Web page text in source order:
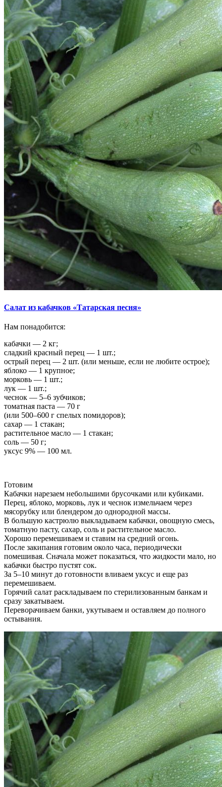
Салат из кабачков «Татарская песня»
Нам понадобится:
кабачки — 2 кг;
сладкий красный перец — 1 шт.;
острый перец — 2 шт. (или меньше, если не любите острое);
яблоко — 1 крупное;
морковь — 1 шт.;
лук — 1 шт.;
чеснок — 5–6 зубчиков;
томатная паста — 70 г
(или 500–600 г спелых помидоров);
сахар — 1 стакан;
растительное масло — 1 стакан;
соль — 50 г;
уксус 9% — 100 мл.
Готовим
Кабачки нарезаем небольшими брусочками или кубиками.
Перец, яблоко, морковь, лук и чеснок измельчаем через
мясорубку или блендером до однородной массы.
В большую кастрюлю выкладываем кабачки, овощную смесь,
томатную пасту, сахар, соль и растительное масло.
Хорошо перемешиваем и ставим на средний огонь.
После закипания готовим около часа, периодически
помешивая. Сначала может показаться, что жидкости мало, но
кабачки быстро пустят сок.
За 5–10 минут до готовности вливаем уксус и еще раз
перемешиваем.
Горячий салат раскладываем по стерилизованным банкам и
сразу закатываем.
Переворачиваем банки, укутываем и оставляем до полного
остывания.